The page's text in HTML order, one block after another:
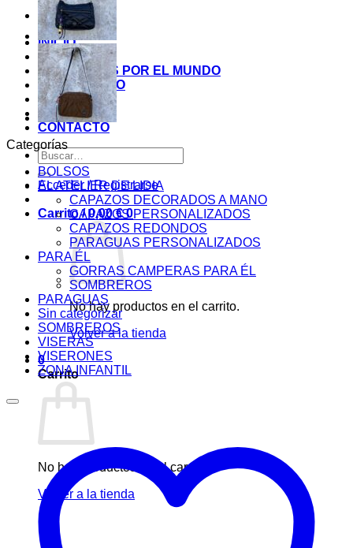
INICIO
TIENDA
MIS COSITAS POR EL MUNDO
EL COMIENZO
BLOG
PAGOS
CONTACTO
Buscar
por:
Acceder / Registrarse
Carrito /0,00€ 0
No hay productos en el carrito.
Volver a la tienda
0
Carrito
No hay productos en el carrito.
Volver a la tienda
Categorías
BOLSOS
EL ATELIER DE LIDIA
CAPAZOS DECORADOS A MANO
CAPAZOS PERSONALIZADOS
CAPAZOS REDONDOS
PARAGUAS PERSONALIZADOS
PARA ÉL
GORRAS CAMPERAS PARA ÉL
SOMBREROS
PARAGUAS
Sin categorizar
SOMBREROS
VISERAS
VISERONES
ZONA INFANTIL